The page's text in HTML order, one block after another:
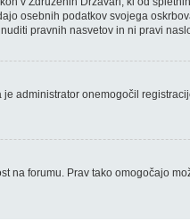
osebnih podatkov svojega
pravnih nasvetov in ni pravi
administrator onemogočil
forumu. Prav tako omogočajo